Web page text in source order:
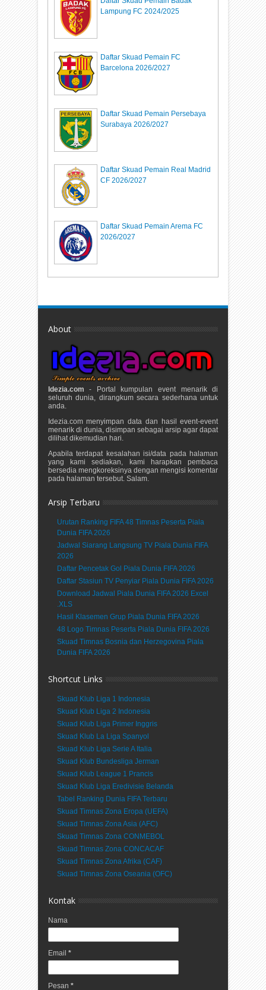
Lampung FC 2024/2025
Daftar Skuad Pemain FC
Barcelona 2026/2027
Daftar Skuad Pemain Persebaya
Surabaya 2026/2027
Daftar Skuad Pemain Real Madrid
CF 2026/2027
Daftar Skuad Pemain Arema FC
2026/2027
About
Idezia.com - Portal kumpulan event menarik di
seluruh dunia, dirangkum secara sederhana untuk
anda.
Idezia.com menyimpan data dan hasil event-event
menarik di dunia, disimpan sebagai arsip agar dapat
dilihat dikemudian hari.
Apabila terdapat kesalahan isi/data pada halaman
yang kami sediakan, kami harapkan pembaca
bersedia mengkoreksinya dengan mengisi komentar
pada halaman tersebut. Salam.
Arsip Terbaru
Urutan Ranking FIFA 48 Timnas Peserta Piala
Dunia FIFA 2026
Jadwal Siarang Langsung TV Piala Dunia FIFA
2026
Daftar Pencetak Gol Piala Dunia FIFA 2026
Daftar Stasiun TV Penyiar Piala Dunia FIFA 2026
Download Jadwal Piala Dunia FIFA 2026 Excel
.XLS
Hasil Klasemen Grup Piala Dunia FIFA 2026
48 Logo Timnas Peserta Piala Dunia FIFA 2026
Skuad Timnas Bosnia dan Herzegovina Piala
Dunia FIFA 2026
Shortcut Links
Skuad Klub Liga 1 Indonesia
Skuad Klub Liga 2 Indonesia
Skuad Klub Liga Primer Inggris
Skuad Klub La Liga Spanyol
Skuad Klub Liga Serie A Italia
Skuad Klub Bundesliga Jerman
Skuad Klub League 1 Prancis
Skuad Klub Liga Eredivisie Belanda
Tabel Ranking Dunia FIFA Terbaru
Skuad Timnas Zona Eropa (UEFA)
Skuad Timnas Zona Asia (AFC)
Skuad Timnas Zona CONMEBOL
Skuad Timnas Zona CONCACAF
Skuad Timnas Zona Afrika (CAF)
Skuad Timnas Zona Oseania (OFC)
Kontak
Nama
Email *
Pesan *